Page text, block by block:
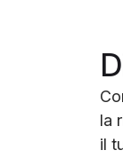
la
il